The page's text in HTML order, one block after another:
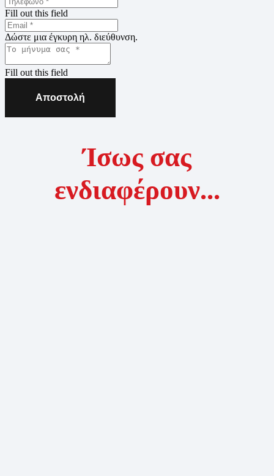
Fill out this field
Δώστε μια έγκυρη ηλ. διεύθυνση.
Fill out this field
Αποστολή
Ίσως σας
ενδιαφέρουν...